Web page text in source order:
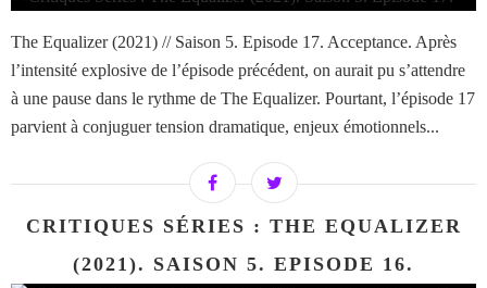
The Equalizer (2021) // Saison 5. Episode 17. Acceptance. Après
l’intensité explosive de l’épisode précédent, on aurait pu s’attendre
à une pause dans le rythme de The Equalizer. Pourtant, l’épisode 17
parvient à conjuguer tension dramatique, enjeux émotionnels...
CRITIQUES SÉRIES : THE EQUALIZER
(2021). SAISON 5. EPISODE 16.